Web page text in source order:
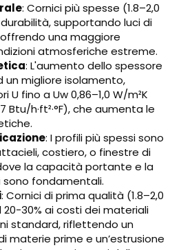
: Cornici più spesse (1.8–2,0
supportando luci di
una maggiore
atmosferiche estreme.
: L'aumento dello spessore
migliore isolamento,
U fino a Uw 0,86–1,0 W/m²K
Btu/h·ft²·°F), che aumenta le
: I profili più spessi sono
costiero, o finestre di
la capacità portante e la
fondamentali.
: Cornici di prima qualità (1.8–2,0
30% ai costi dei materiali
standard, riflettendo un
materie prime e un’estrusione